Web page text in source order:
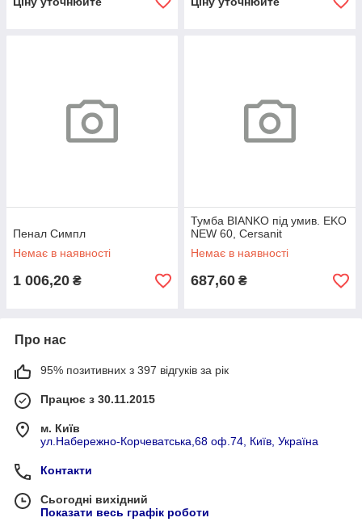
Пенал Симпл
Немає в наявності
1 006,20 ₴
Тумба BIANKO під умив. EKO
NEW 60, Cersanit
Немає в наявності
687,60 ₴
Про нас
95% позитивних з 397 відгуків за рік
Працює з 30.11.2015
м. Київ
ул.Набережно-Корчеватська,68 оф.74, Київ, Україна
Контакти
Сьогодні вихідний
Показати весь графік роботи